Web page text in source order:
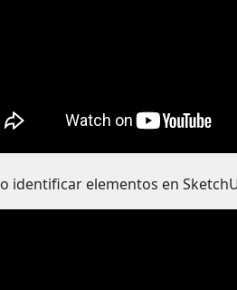
identificar elementos en